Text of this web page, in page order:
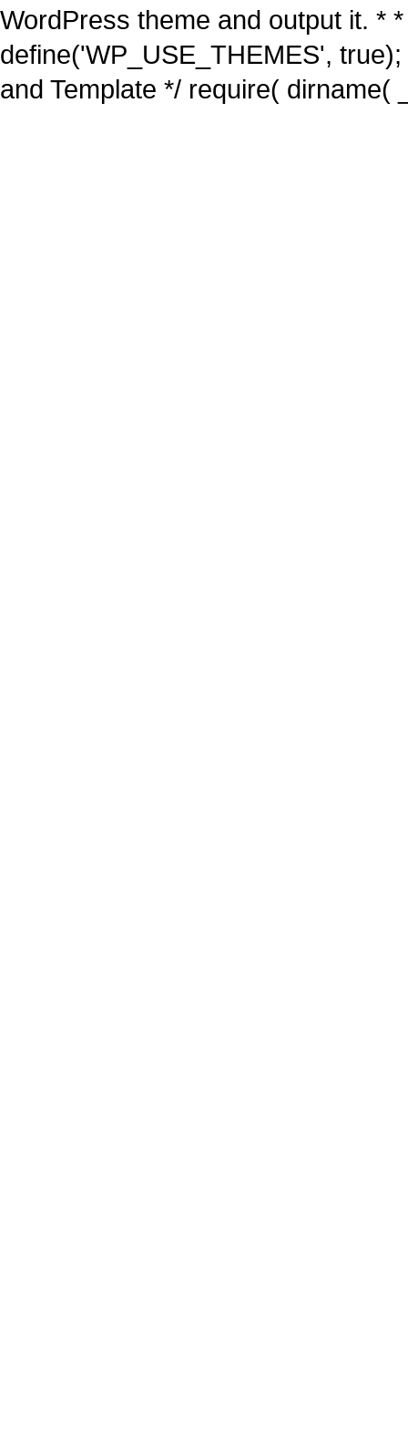
WordPress theme and output it. *
define('WP_USE_THEMES',
and Template */ require( dirname(